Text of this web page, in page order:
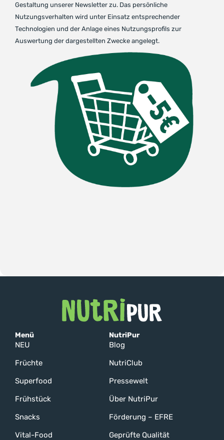
Gestaltung unserer Newsletter zu. Das persönliche
Nutzungsverhalten wird unter Einsatz entsprechender
Technologien und der Anlage eines Nutzungsprofils zur
Auswertung der dargestellten Zwecke angelegt.
Menü
NEU
Früchte
Superfood
Frühstück
Snacks
Vital-Food
NutriPur
Blog
NutriClub
Pressewelt
Über NutriPur
Förderung – EFRE
Geprüfte Qualität